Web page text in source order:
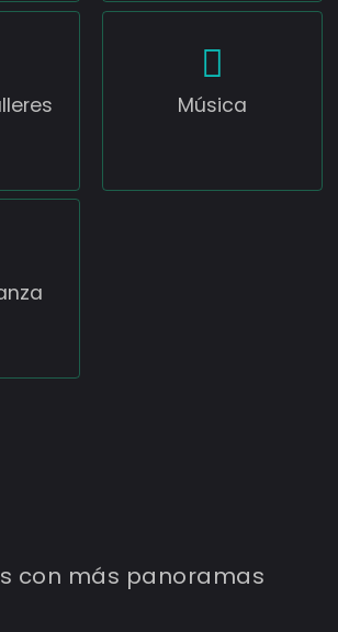
Música
con más panoramas